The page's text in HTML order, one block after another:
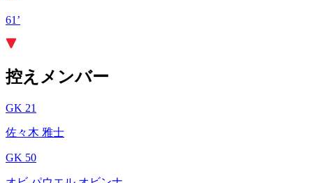
61’
控えメンバー
GK 21
佐々木 雅士
GK 50